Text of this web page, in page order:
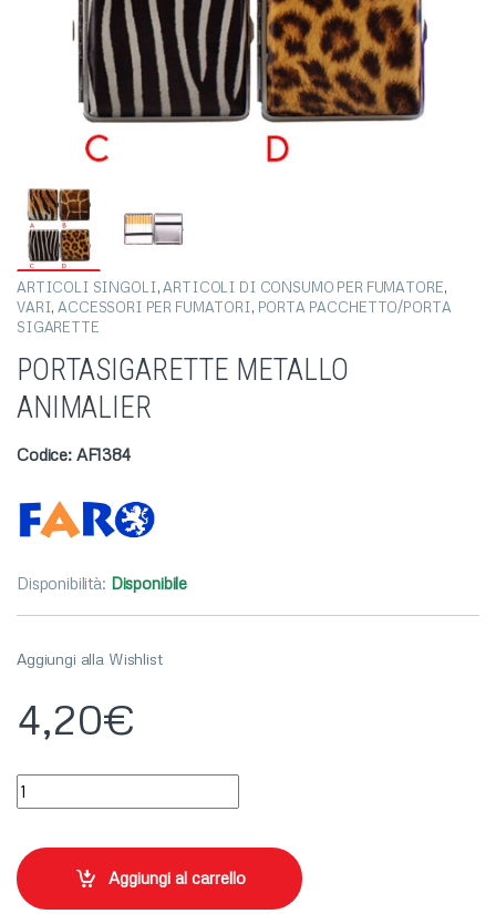
ARTICOLI SINGOLI,ARTICOLI DI CONSUMO PER FUMATORE,
VARI,ACCESSORI PER FUMATORI, PORTA PACCHETTO/PORTA
SIGARETTE
PORTASIGARETTE METALLO
ANIMALIER
Codice: AF1384
Disponibilità: Disponibile
Aggiungi alla Wishlist
4,20€
PORTASIGARETTE METALLO ANIMALIER quantity
Aggiungi al carrello